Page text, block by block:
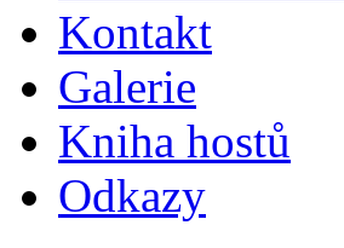
Kontakt
Galerie
Kniha hostů
Odkazy